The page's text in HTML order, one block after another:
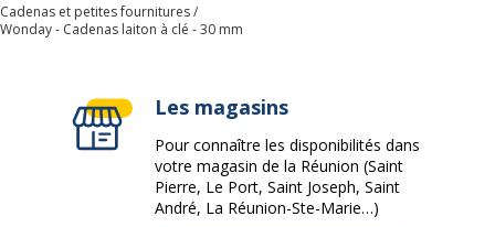
Cadenas et petites fournitures
Wonday - Cadenas laiton à clé - 30 mm
Les magasins
Pour connaître les disponibilités dans
votre magasin de la Réunion (Saint
Pierre, Le Port, Saint Joseph, Saint
André, La Réunion-Ste-Marie…)